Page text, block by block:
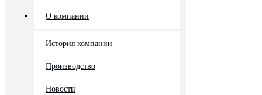
О компании
История компании
Производство
Новости